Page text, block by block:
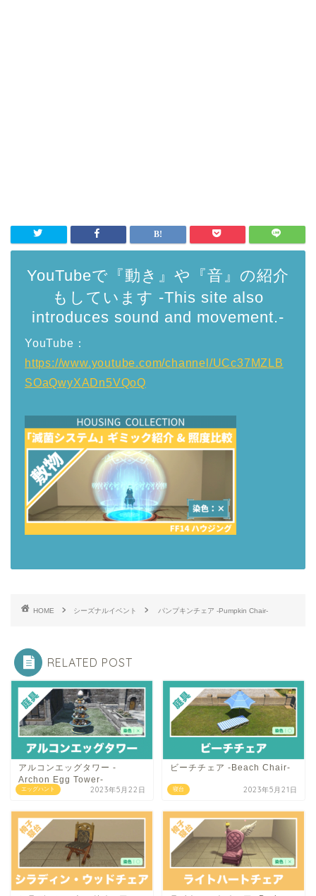
YouTubeで『動き』や『音』の紹介
もしています -This site also
introduces sound and movement.-
YouTube：
https://www.youtube.com/channel/UCc37MZLB
SOaQwyXADn5VQoQ
HOME シーズナルイベント パンプキンチェア -Pumpkin Chair-
RELATED POST
エッグハント
アルコンエッグタワー -
Archon Egg Tower-
2023年5月22日 寝台
ビーチチェア -Beach Chair-
2023年5月21日